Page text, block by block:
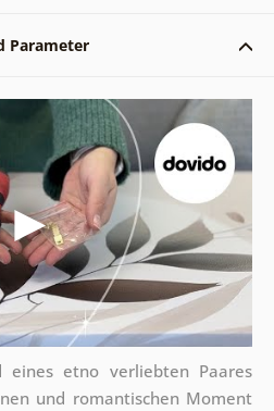
Parameter
eines etno verliebten Paares
und romantischen Moment